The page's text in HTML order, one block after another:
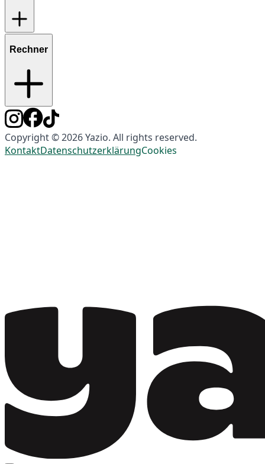
Rechner
Copyright © 2026 Yazio. All rights reserved.
KontaktDatenschutzerklärungCookies